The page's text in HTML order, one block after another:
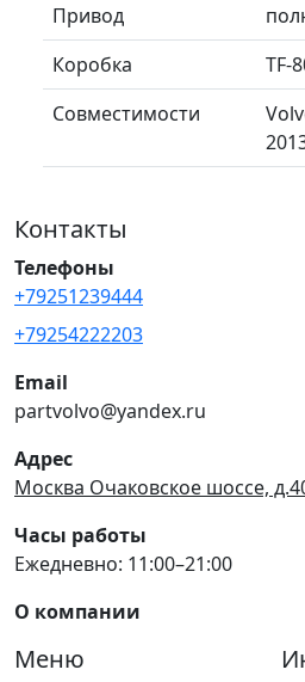
Привод
Коробка
TF-
Совместимости
Контакты
Телефоны
+79251239444
+79254222203
Email
partvolvo@yandex.ru
Адрес
Москва Очаковское шоссе,
Часы работы
Ежедневно: 11:00–21:00
О компании
Меню